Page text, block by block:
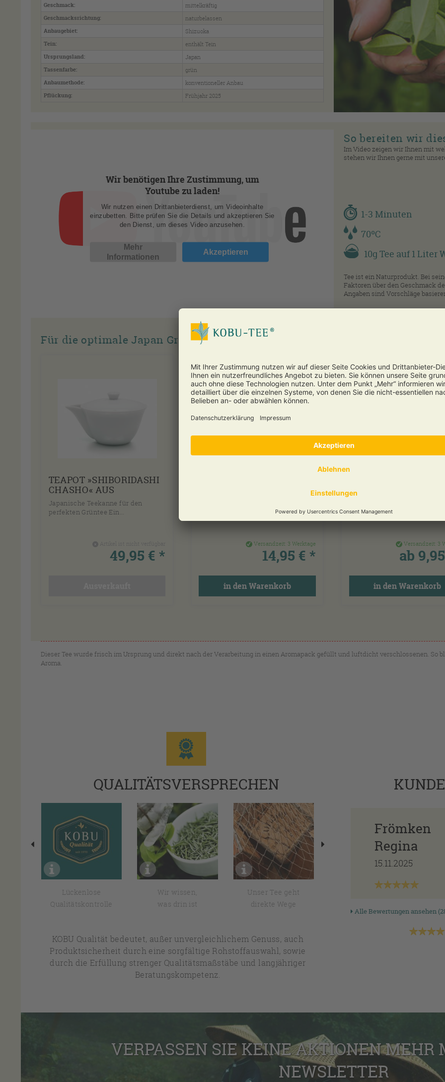
Geschmack: mittelkräftig
Geschmacksrichtung: naturbelassen
Anbaugebiet: Shizuoka
Tein: enthält Tein
Ursprungsland: Japan
Tassenfarbe: grün
Anbaumethode: konventioneller Anbau
Pflückung: Frühjahr 2025
Wir benötigen Ihre Zustimmung, um
Youtube zu laden!
Wir nutzen einen Drittanbieterdienst, um Videoinhalte
einzubetten. Bitte prüfen Sie die Details und akzeptieren Sie
den Dienst, um dieses Video anzusehen.
Mehr
Informationen
Akzeptieren
So bereiten wir
Im Video zeigen wir Ihnen mit
stehen wir Ihnen gerne mit
1-3 Minuten
70ºC
10g Tee auf 1 Liter
Tee ist ein Naturprodukt. Bei
Faktoren über den Geschmack
Angaben sind Vorschläge
Für die optimale Japan Grüntee-Zubereitung
TEAPOT »SHIBORIDASHI
CHASHO« AUS
PORZELLAN
Japanische Teekanne für den
perfekten Grüntee Ein...
49,95 € *
Versandzeit: 3 Werktage
14,95 € *
in den Warenkorb
TEECUP »CHASHO«
Teeschale. Die...
Versandzeit: 3
ab
in den Warenkorb
Dieser Tee wurde frisch im Ursprung und direkt nach der Verarbeitung in einen Aromapack gefüllt und luftdicht verschlossenen. So
Aroma.
QUALITÄTSVERSPRECHEN
Lückenlose
Qualitätskontrolle
Wir wissen,
was drin ist
Unser Tee geht
direkte Wege
KOBU Qualität bedeutet, außer unvergleichlichem Genuss, auch
Produktsicherheit durch eine sorgfältige Rohstoffauswahl, sowie
durch die Erfüllung strenger Qualitätsmaßstäbe und langjähriger
Beratungskompetenz.
Frömken
Regina
15.11.2025
Alle Bewertungen ansehen
VERPASSEN SIE KEINE AKTIONEN MEHR
NEWSLETTER